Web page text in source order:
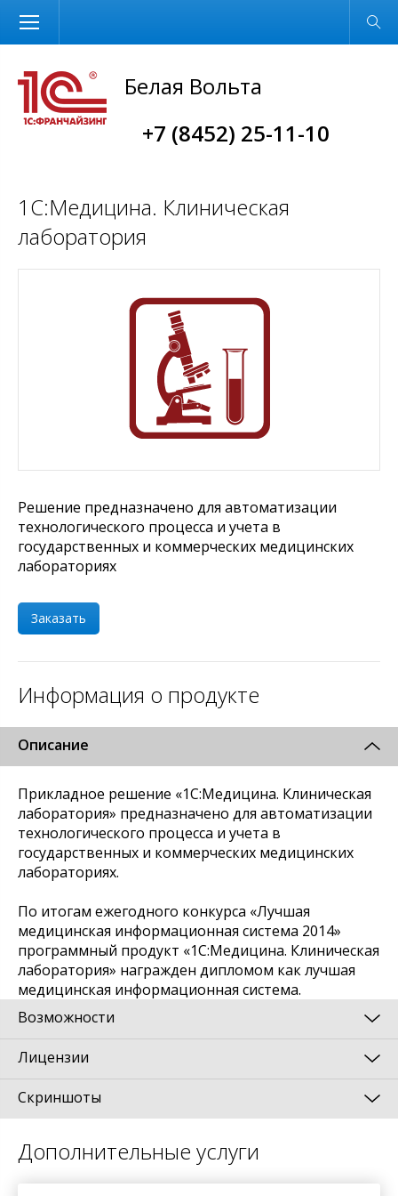
Размер шрифта Обычная версия
Белая Вольта
+7 (8452) 25-11-10
1С:Медицина. Клиническая
лаборатория
Решение предназначено для автоматизации
технологического процесса и учета в
государственных и коммерческих медицинских
лабораториях
Заказать
Информация о продукте
Описание
Прикладное решение «1С:Медицина. Клиническая
лаборатория» предназначено для автоматизации
технологического процесса и учета в
государственных и коммерческих медицинских
лабораториях.
По итогам ежегодного конкурса «Лучшая
медицинская информационная система 2014»
программный продукт «1С:Медицина. Клиническая
лаборатория» награжден дипломом как лучшая
медицинская информационная система.
Возможности
Выдача результатов и отчетность
Лицензии
Клиентские лицензии (дополнительные
«1С:Предприятии 8» предоставляют пользователю
право работать с произвольным числом основных
поставок, поэтому для использования новых
Скриншоты
Дополнительные услуги